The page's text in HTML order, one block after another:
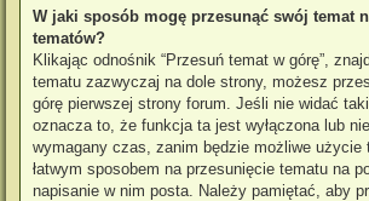
W jaki sposób mogę przesunąć swój temat
tematów?
Klikając odnośnik “Przesuń temat w górę”,
tematu zazwyczaj na dole strony, możesz
górę pierwszej strony forum. Jeśli nie widać
oznacza to, że funkcja ta jest wyłączona lub
wymagany czas, zanim będzie możliwe użycie
łatwym sposobem na przesunięcie tematu na
napisanie w nim posta. Należy pamiętać, aby